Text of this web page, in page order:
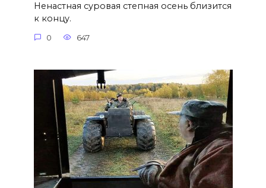
Ненастная суровая степная осень близится
к концу.
0 647